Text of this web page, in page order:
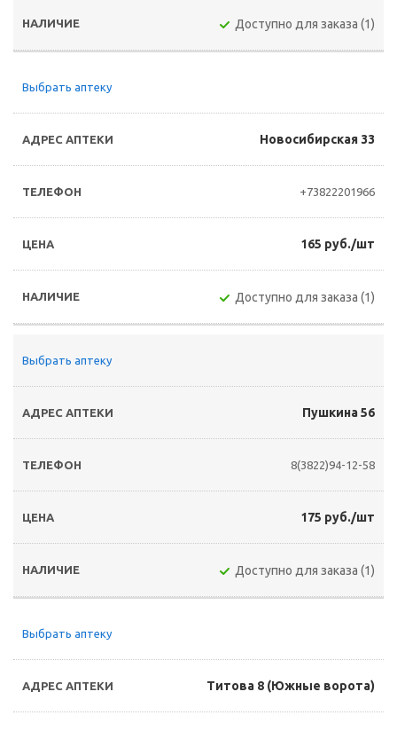
Доступно для заказа (1)
Выбрать аптеку
Новосибирская 33
+73822201966
165 руб./шт
Доступно для заказа (1)
Выбрать аптеку
Пушкина 56
8(3822)94-12-58
175 руб./шт
Доступно для заказа (1)
Выбрать аптеку
Титова 8 (Южные ворота)